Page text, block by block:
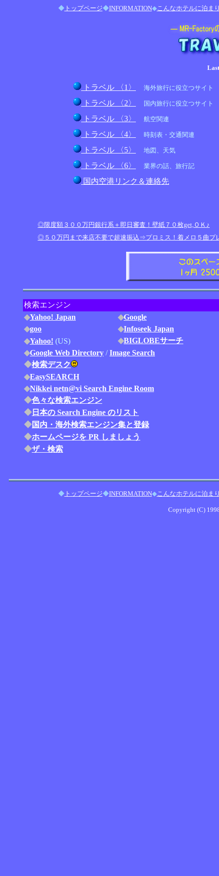
◆トップページ◆INFORMATION◆こんなホテルに泊ま
トラベル 〈1〉 海外旅行に役立つサイト
トラベル 〈2〉
国内旅行に役立つサイト
トラベル 〈3〉 航空関連
トラベル 〈4〉 時刻表・交通関連
トラベル 〈5〉 地図、天気
トラベル 〈6〉 業界の話、旅行記
国内空港リンク＆連絡先
◎限度額３００万円銀行系＋即日審査！壁紙７０枚get,ＯＫ♪
◎５０万円まで来店不要で超速振込⇒プロミス！着メロ５曲プ
検索エンジン
◆Yahoo! Japan ◆Google
◆goo ◆Infoseek Japan
◆Yahoo! (US) ◆BIGLOBEサーチ
◆Google Web Directory /Image Search
◆検索デスク
◆EasySEARCH
◆Nikkei netn@vi Search Engine Room
◆色々な検索エンジン
◆ 日本の Search Engine のリスト
◆国内・海外検索エンジン集と登録
◆ホームページを PR しましょう
◆ザ・検索
◆トップページ◆INFORMATION◆こんなホテルに泊ま
Copyright (C)